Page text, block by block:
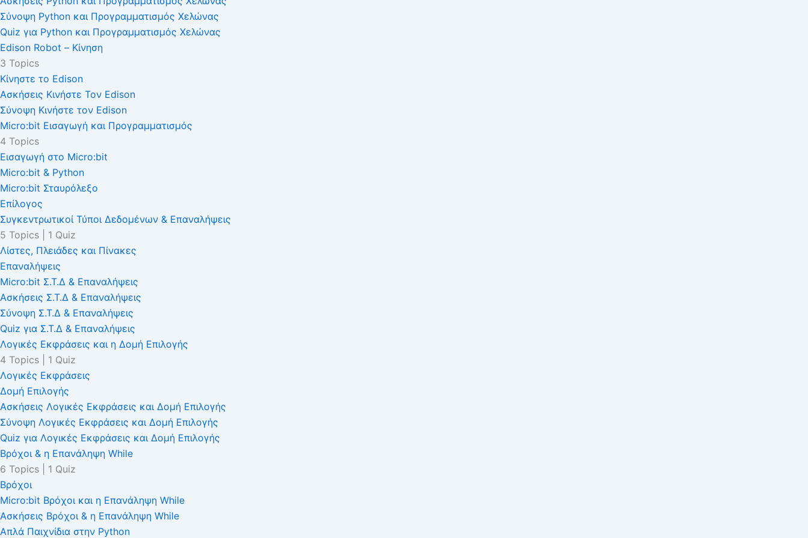
Σύνοψη Python και Προγραμματισμός Χελώνας
Quiz για Python και Προγραμματισμός Χελώνας
Edison Robot – Κίνηση
3 Topics
Κίνηστε το Edison
Ασκήσεις Κινήστε Τον Edison
Σύνοψη Κινήστε τον Edison
Micro:bit Εισαγωγή και Προγραμματισμός
4 Topics
Εισαγωγή στο Micro:bit
Micro:bit & Python
Micro:bit Σταυρόλεξο
Επίλογος
Συγκεντρωτικοί Τύποι Δεδομένων & Επαναλήψεις
5 Topics
1 Quiz
Λίστες, Πλειάδες και Πίνακες
Επαναλήψεις
Micro:bit Σ.Τ.Δ & Επαναλήψεις
Ασκήσεις Σ.Τ.Δ & Επαναλήψεις
Σύνοψη Σ.Τ.Δ & Επαναλήψεις
Quiz για Σ.Τ.Δ & Επαναλήψεις
Λογικές Εκφράσεις και η Δομή Επιλογής
4 Topics
1 Quiz
Λογικές Εκφράσεις
Δομή Επιλογής
Ασκήσεις Λογικές Εκφράσεις και Δομή Επιλογής
Σύνοψη Λογικές Εκφράσεις και Δομή Επιλογής
Quiz για Λογικές Εκφράσεις και Δομή Επιλογής
Βρόχοι & η Επανάληψη While
6 Topics
1 Quiz
Βρόχοι
Micro:bit Βρόχοι και η Επανάληψη While
Ασκήσεις Βρόχοι & η Επανάληψη While
Απλά Παιχνίδια στην Python